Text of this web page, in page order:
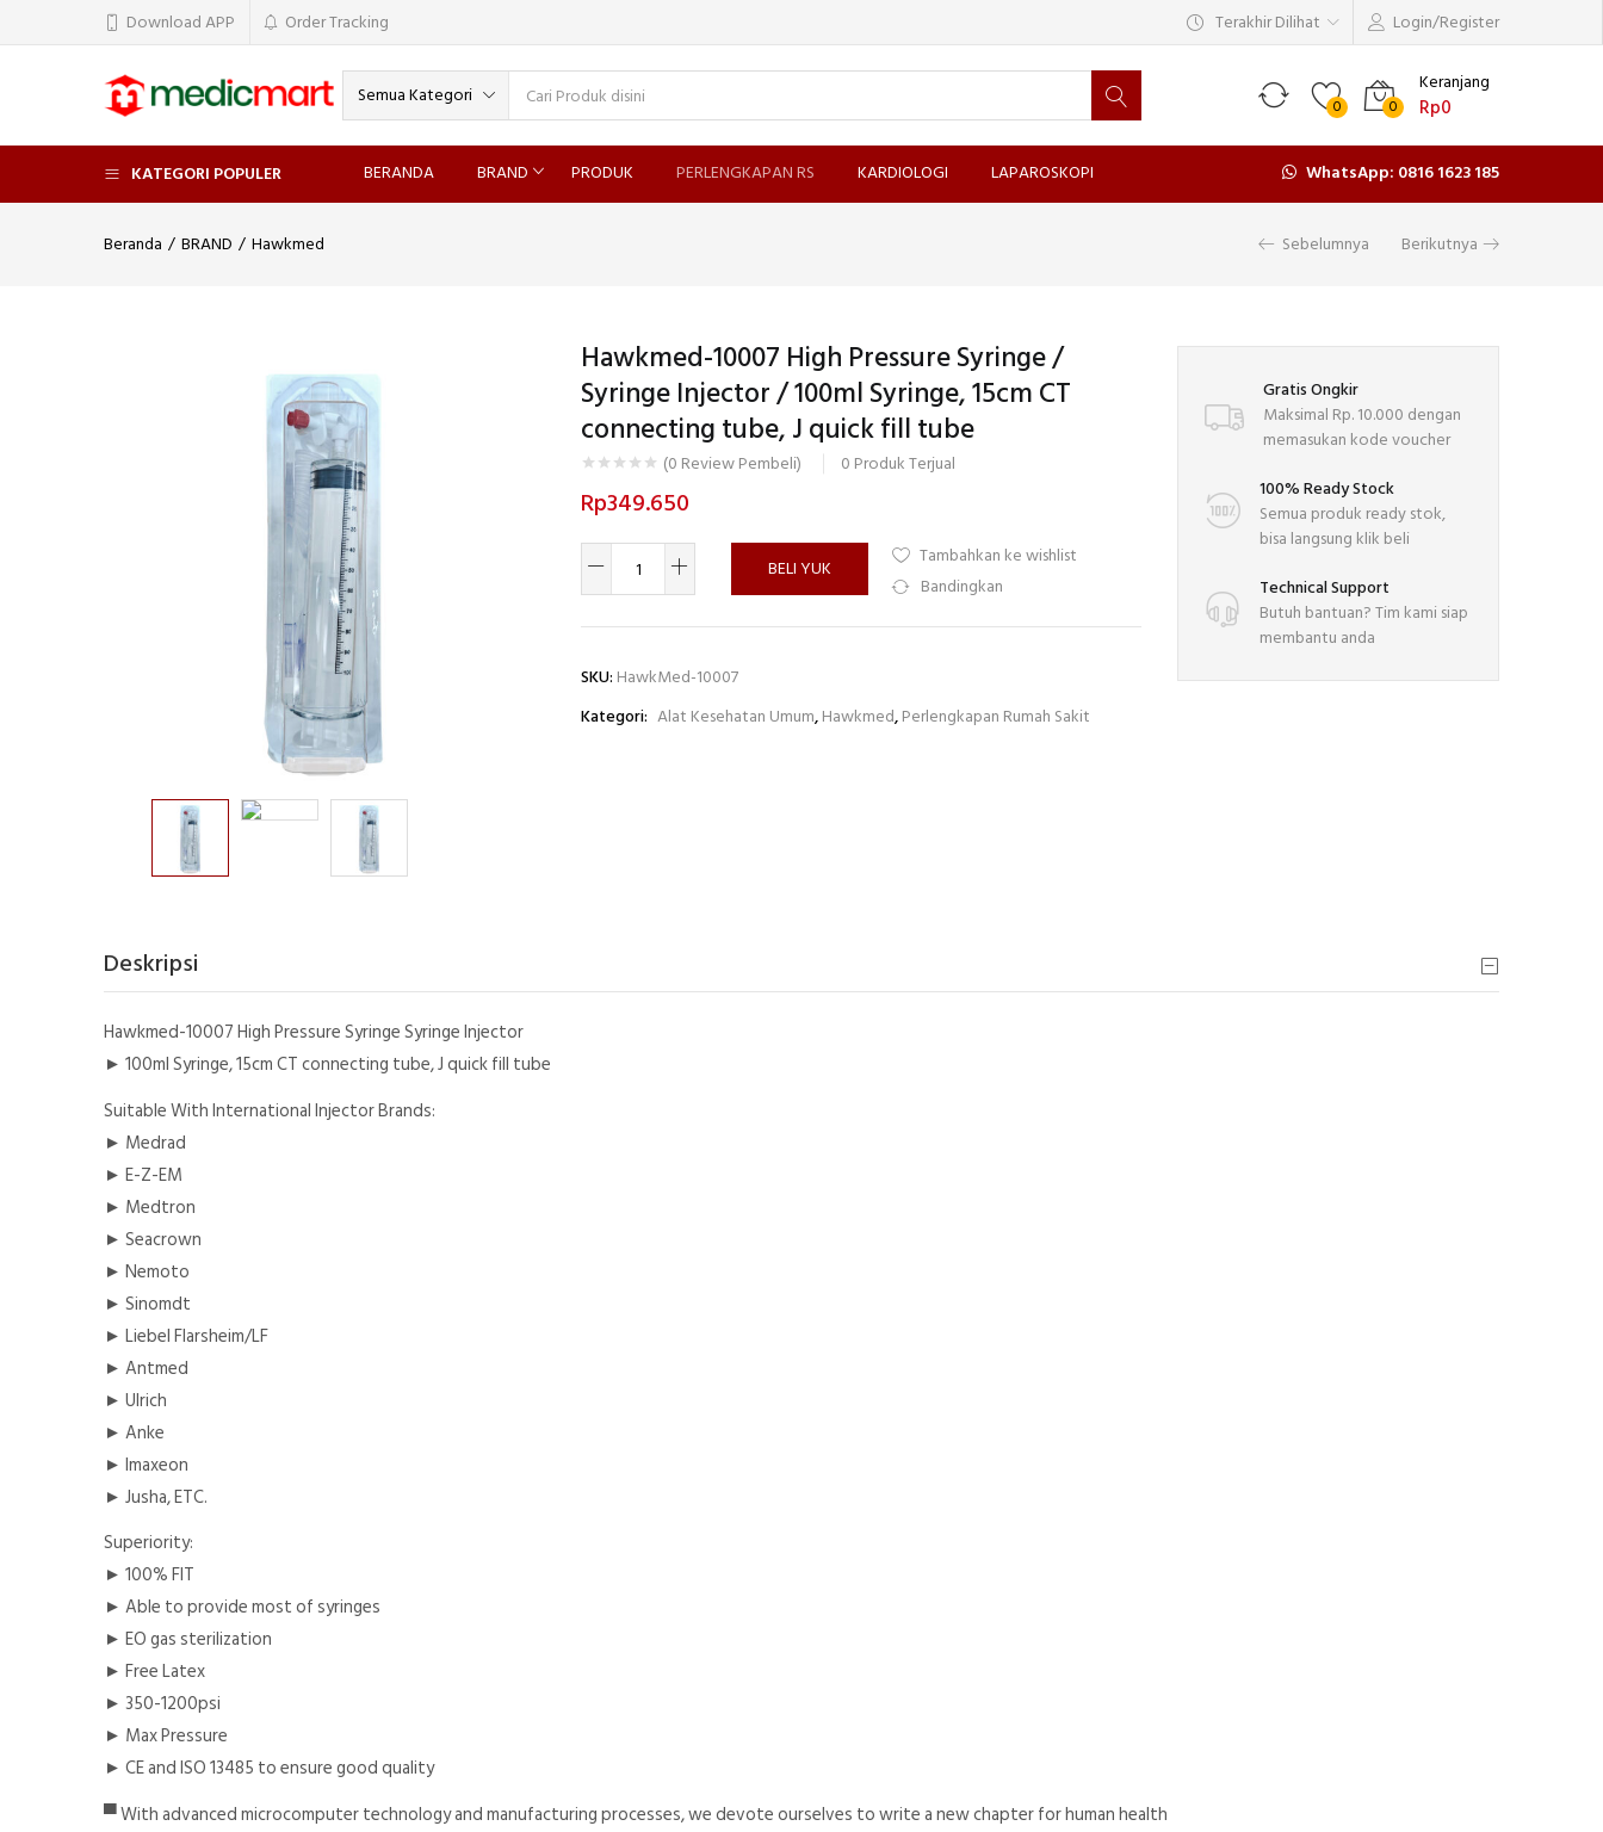
Download APP Order Tracking Login/Register
Terakhir Dilihat
Semua Kategori 0 0
Keranjang
Rp0
KATEGORI POPULER BERANDA BRAND PRODUK PERLENGKAPAN RS KARDIOLOGI LAPAROSKOPI WhatsApp: 0816 1623 185
Beranda BRAND Hawkmed Sebelumnya Berikutnya
Hawkmed-10007 High Pressure Syringe /
Syringe Injector / 100ml Syringe, 15cm CT
connecting tube, J quick fill tube
(0 Review Pembeli) 0 Produk Terjual
Rp349.650
BELI YUK
Tambahkan ke wishlist
Bandingkan
SKU: HawkMed-10007
Kategori: Alat Kesehatan Umum,Hawkmed,Perlengkapan Rumah Sakit
Gratis Ongkir
Maksimal Rp. 10.000 dengan
memasukan kode voucher
100% Ready Stock
Semua produk ready stok,
bisa langsung klik beli
Technical Support
Butuh bantuan? Tim kami siap
membantu anda
Deskripsi
Hawkmed-10007 High Pressure Syringe Syringe Injector
► 100ml Syringe, 15cm CT connecting tube, J quick fill tube
Suitable With International Injector Brands:
► Medrad
► E-Z-EM
► Medtron
► Seacrown
► Nemoto
► Sinomdt
► Liebel Flarsheim/LF
► Antmed
► Ulrich
► Anke
► Imaxeon
► Jusha, ETC.
Superiority:
► 100% FIT
► Able to provide most of syringes
► EO gas sterilization
► Free Latex
► 350-1200psi
► Max Pressure
► CE and ISO 13485 to ensure good quality
▀ With advanced microcomputer technology and manufacturing processes, we devote ourselves to write a new chapter for human health